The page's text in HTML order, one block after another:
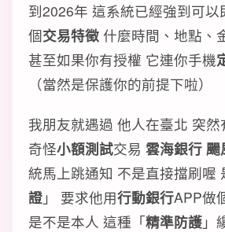
到2026年 這系統已經強到可以
個交易特徵 什麼時間、地點、
甚至如果你有授權 它連你手機
（當然是保護你的前提下啦）
我朋友就遇過 他人在臺北 突
奇怪小額測試交易 雲海銀行
統馬上跳通知 不是直接擋刷喔
證」 要求他用行動銀行APP做
是不是本人 這種「精準防護」